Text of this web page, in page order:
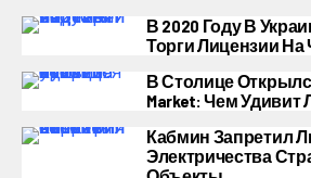
В 2020 Году В
Торги Лицензии На
В Столице
Market: Чем Удивит
Кабмин Запретил
Электричества